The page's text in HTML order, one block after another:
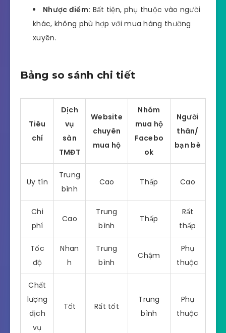
Nhược điểm: Bất tiện, phụ thuộc vào người
khác, không phù hợp với mua hàng thường
xuyên.
Bảng so sánh chi tiết
Tiêu
chí
Dịch
vụ
sàn
TMĐT
Website
chuyên
mua hộ
Nhóm
mua hộ
Facebo
ok
Người
thân/
bạn bè
Uy tín
Trung
bình
Cao Thấp Cao
Chi
phí
Cao
Trung
bình
Thấp
Rất
thấp
Tốc
độ
Nhan
h
Trung
bình
Chậm
Phụ
thuộc
Chất
lượng
dịch
vụ
Tốt Rất tốt
Trung
bình
Phụ
thuộc